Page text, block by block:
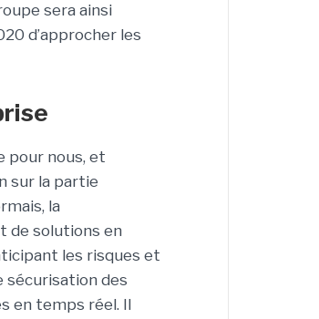
sera ainsi
d’approcher les
pour nous, et
sur la partie
la
de solutions en
les risques et
sécurisation des
en temps réel. Il